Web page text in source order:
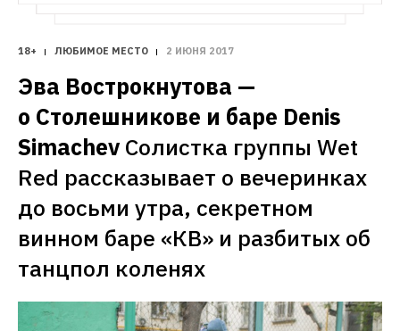
18+ ЛЮБИМОЕ МЕСТО 2 ИЮНЯ 2017
Эва Вострокнутова —
о Столешникове и баре Denis
Simachev Солистка группы Wet
Red рассказывает о вечеринках
до восьми утра, секретном
винном баре «КВ» и разбитых об
танцпол коленях